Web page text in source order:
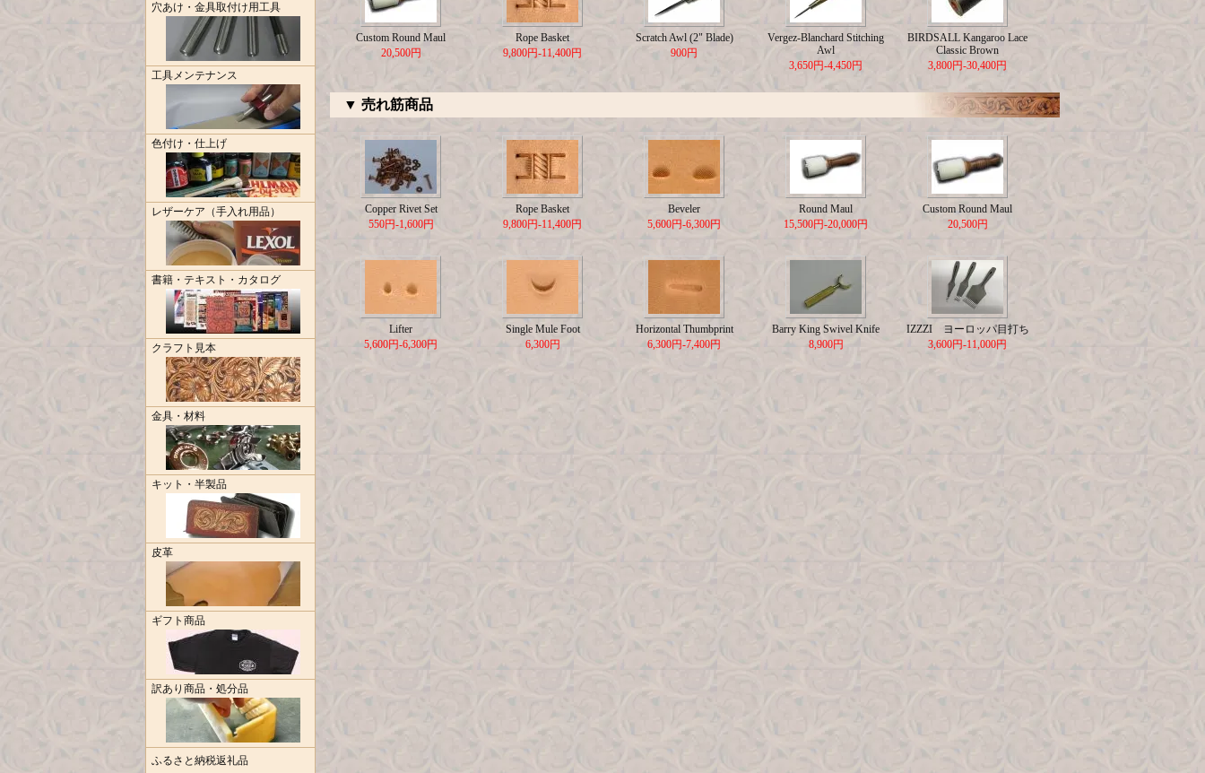
穴あけ・金具取付け用工具
工具メンテナンス
色付け・仕上げ
レザーケア（手入れ用品）
書籍・テキスト・カタログ
クラフト見本
金具・材料
キット・半製品
皮革
ギフト商品
訳あり商品・処分品
ふるさと納税返礼品
Custom Round Maul
20,500円
Rope Basket
9,800円-11,400円
Scratch Awl (2" Blade)
900円
Vergez-Blanchard Stitching
Awl
3,650円-4,450円
BIRDSALL Kangaroo Lace
Classic Brown
3,800円-30,400円
▼ 売れ筋商品
Copper Rivet Set
550円-1,600円
Rope Basket
9,800円-11,400円
Beveler
5,600円-6,300円
Round Maul
15,500円-20,000円
Custom Round Maul
20,500円
Lifter
5,600円-6,300円
Single Mule Foot
6,300円
Horizontal Thumbprint
6,300円-7,400円
Barry King Swivel Knife
8,900円
IZZZI ヨーロッパ目打ち
3,600円-11,000円